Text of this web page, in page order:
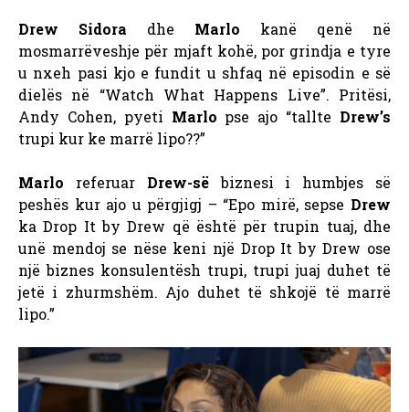
Drew Sidora dhe Marlo kanë qenë në
mosmarrëveshje për mjaft kohë, por grindja e tyre
u nxeh pasi kjo e fundit u shfaq në episodin e së
dielës në “Watch What Happens Live”. Pritësi,
Andy Cohen, pyeti Marlo pse ajo “tallte Drew’s
trupi kur ke marrë lipo??”
Marlo referuar Drew-sëbiznesi i humbjes së
peshës kur ajo u përgjigj – “Epo mirë, sepse Drew
ka Drop It by Drew që është për trupin tuaj, dhe
unë mendoj se nëse keni një Drop It by Drew ose
një biznes konsulentësh trupi, trupi juaj duhet të
jetë i zhurmshëm. Ajo duhet të shkojë të marrë
lipo.”